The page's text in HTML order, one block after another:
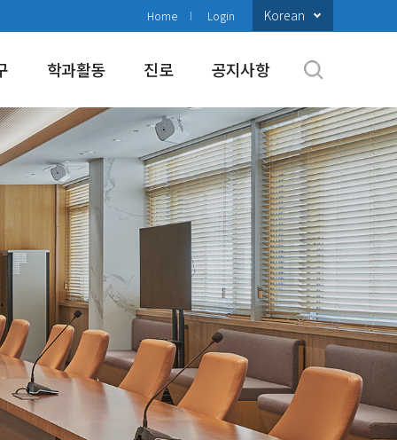
Home Login Korean
학과활동 진로 공지사항